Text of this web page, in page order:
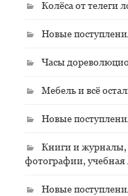
Колёса от телеги
Новые
Часы
Мебель и всё
Новые
Книги и
фотографии, учебная
Новые